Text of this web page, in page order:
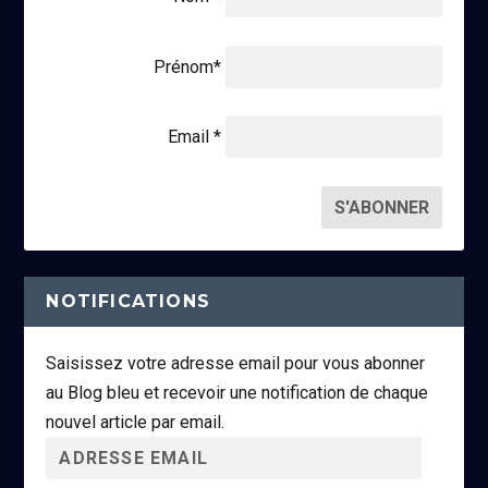
Prénom*
Email *
NOTIFICATIONS
Saisissez votre adresse email pour vous abonner
au Blog bleu et recevoir une notification de chaque
nouvel article par email.